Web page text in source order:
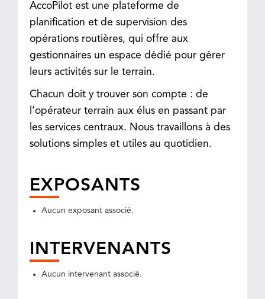
AccoPilot est une plateforme de
planification et de supervision des
opérations routières, qui offre aux
gestionnaires un espace dédié pour gérer
leurs activités sur le terrain.
Chacun doit y trouver son compte : de
l’opérateur terrain aux élus en passant par
les services centraux. Nous travaillons à des
solutions simples et utiles au quotidien.
EXPOSANTS
Aucun exposant associé.
INTERVENANTS
Aucun intervenant associé.